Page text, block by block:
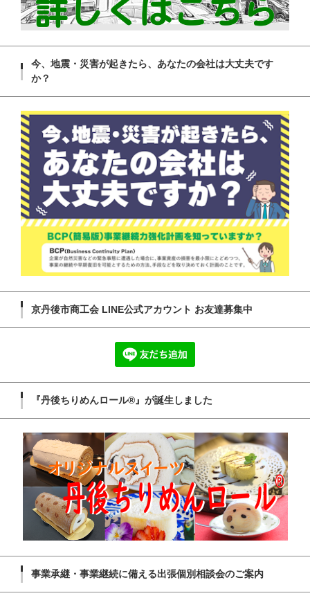
今、地震・災害が起きたら、あなたの会社は大丈夫です
か？
京丹後市商工会 LINE公式アカウント お友達募集中
『丹後ちりめんロール®』が誕生しました
事業承継・事業継続に備える出張個別相談会のご案内